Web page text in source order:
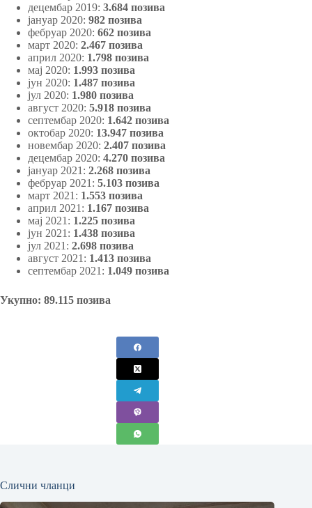
децембар 2019: 3.684 позива
јануар 2020: 982 позива
фебруар 2020: 662 позива
март 2020: 2.467 позива
април 2020: 1.798 позива
мај 2020: 1.993 позива
јун 2020: 1.487 позива
јул 2020: 1.980 позива
август 2020: 5.918 позива
септембар 2020: 1.642 позива
октобар 2020: 13.947 позива
новембар 2020: 2.407 позива
децембар 2020: 4.270 позива
јануар 2021: 2.268 позива
фебруар 2021: 5.103 позива
март 2021: 1.553 позива
април 2021: 1.167 позива
мај 2021: 1.225 позива
јун 2021: 1.438 позива
јул 2021: 2.698 позива
август 2021: 1.413 позива
септембар 2021: 1.049 позива
Укупно: 89.115 позива
Слични чланци